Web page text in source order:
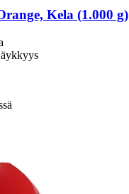
Kela (1.000 g)